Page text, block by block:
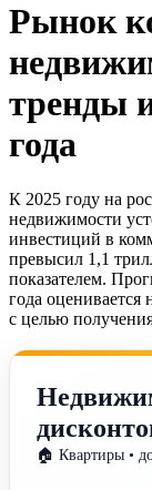
Рынок
тренды
года
К 2025 году на
недвижимости
инвестиций в
превысил 1,1
показателем.
года оценивается
с целью
🏠 Квартиры •